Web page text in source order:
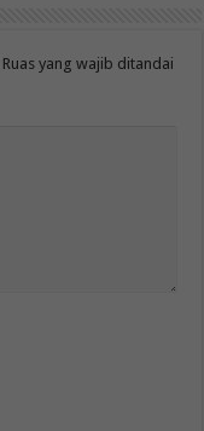
Ruas yang wajib ditandai